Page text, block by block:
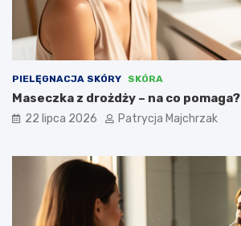
PIELĘGNACJA SKÓRY SKÓRA
Maseczka z drożdży – na co pomaga?
22 lipca 2026 Patrycja Majchrzak